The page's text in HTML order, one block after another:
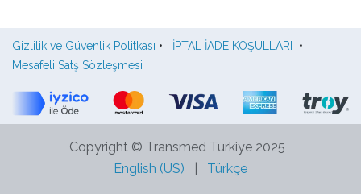
Gizlilik ve Güvenlik Politkası • İPTAL İADE KOŞULLARI
•
Mesafeli Satş Sözleşmesi
Copyright © Transmed Türkiye 2025
English (US)
Türkçe